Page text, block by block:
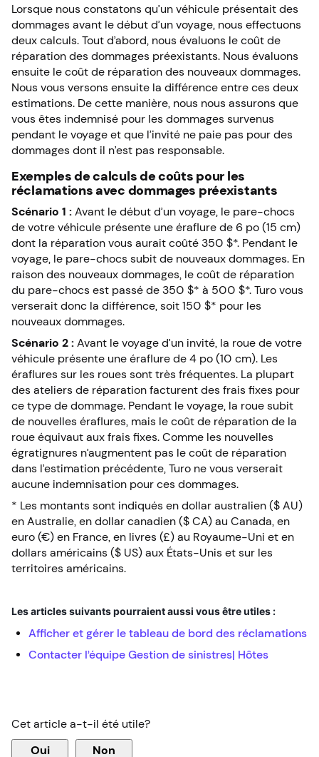
Lorsque nous constatons qu’un véhicule présentait des
dommages avant le début d’un voyage, nous effectuons
deux calculs. Tout d’abord, nous évaluons le coût de
réparation des dommages préexistants. Nous évaluons
ensuite le coût de réparation des nouveaux dommages.
Nous vous versons ensuite la différence entre ces deux
estimations. De cette manière, nous nous assurons que
vous êtes indemnisé pour les dommages survenus
pendant le voyage et que l’invité ne paie pas pour des
dommages dont il n’est pas responsable.
Exemples de calculs de coûts pour les
réclamations avec dommages préexistants
Scénario 1 : Avant le début d’un voyage, le pare-chocs
de votre véhicule présente une éraflure de 6 po (15 cm)
dont la réparation vous aurait coûté 350 $*. Pendant le
voyage, le pare-chocs subit de nouveaux dommages. En
raison des nouveaux dommages, le coût de réparation
du pare-chocs est passé de 350 $* à 500 $*. Turo vous
verserait donc la différence, soit 150 $* pour les
nouveaux dommages.
Scénario 2 : Avant le voyage d’un invité, la roue de votre
véhicule présente une éraflure de 4 po (10 cm). Les
éraflures sur les roues sont très fréquentes. La plupart
des ateliers de réparation facturent des frais fixes pour
ce type de dommage. Pendant le voyage, la roue subit
de nouvelles éraflures, mais le coût de réparation de la
roue équivaut aux frais fixes. Comme les nouvelles
égratignures n’augmentent pas le coût de réparation
dans l’estimation précédente, Turo ne vous verserait
aucune indemnisation pour ces dommages.
* Les montants sont indiqués en dollar australien ($ AU)
en Australie, en dollar canadien ($ CA) au Canada, en
euro (€) en France, en livres (£) au Royaume-Uni et en
dollars américains ($ US) aux États-Unis et sur les
territoires américains.
Les articles suivants pourraient aussi vous être utiles :
Afficher et gérer le tableau de bord des réclamations
Contacter l’équipe Gestion de sinistres| Hôtes
Cet article a-t-il été utile?
Oui Non